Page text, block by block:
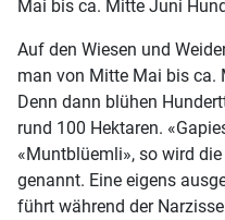
Mai bis ca. Mitte Juni
Auf den Wiesen und
man von Mitte Mai bis ca.
Denn dann blühen
rund 100 Hektaren.
«Muntblüemli», so wird
genannt. Eine eigens
führt während der